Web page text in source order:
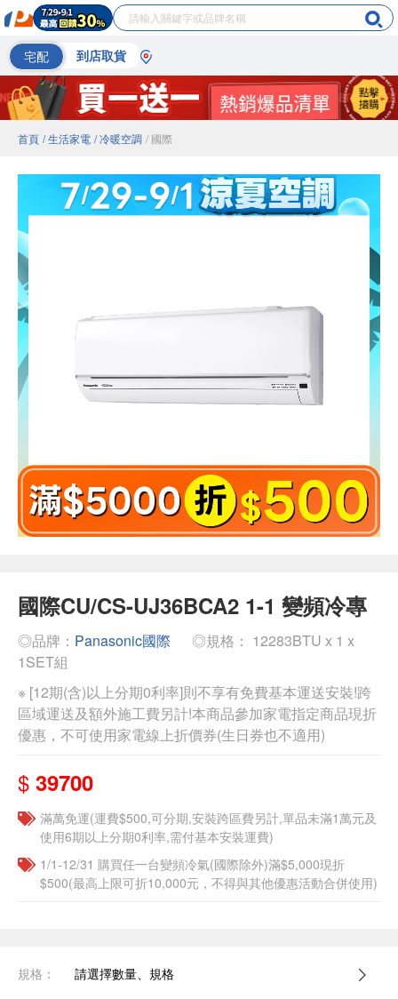
宅配 到店取貨
首頁 / 生活家電 / 冷暖空調 / 國際
國際CU/CS-UJ36BCA2 1-1 變頻冷專
◎品牌： Panasonic國際
◎規格： 12283BTU x 1 x
1SET組
※ [12期(含)以上分期0利率]則不享有免費基本運送安裝!跨
區域運送及額外施工費另計!本商品參加家電指定商品現折
優惠，不可使用家電線上折價券(生日券也不適用)
$ 39700
滿萬免運(運費$500,可分期,安裝跨區費另計,單品未滿1萬元及
使用6期以上分期0利率,需付基本安裝運費)
1/1-12/31 購買任一台變頻冷氣(國際除外)滿$5,000現折
$500(最高上限可折10,000元，不得與其他優惠活動合併使用)
規格： 請選擇數量、規格